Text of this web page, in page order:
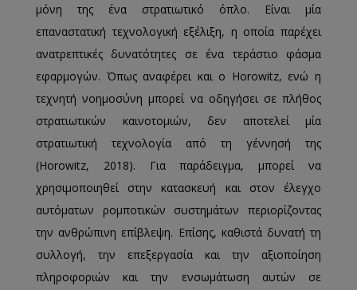
μόνη της ένα στρατιωτικό όπλο. Είναι μία
επαναστατική τεχνολογική εξέλιξη, η οποία παρέχει
ανατρεπτικές δυνατότητες σε ένα τεράστιο φάσμα
εφαρμογών. Όπως αναφέρει και ο Horowitz, ενώ η
τεχνητή νοημοσύνη μπορεί να οδηγήσει σε πλήθος
στρατιωτικών καινοτομιών, δεν αποτελεί μία
στρατιωτική τεχνολογία από τη γέννησή της
(Horowitz, 2018). Για παράδειγμα, μπορεί να
χρησιμοποιηθεί στην κατασκευή και στον έλεγχο
αυτόματων ρομποτικών συστημάτων περιορίζοντας
την ανθρώπινη επίβλεψη. Επίσης, καθιστά δυνατή τη
συλλογή, την επεξεργασία και την αξιοποίηση
πληροφοριών και την ενσωμάτωση αυτών σε